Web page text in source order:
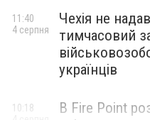
Чехія не
тимчасовий
українців
11:40
4 серпня
В Fire Point
10:18